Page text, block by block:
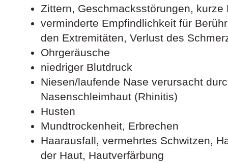
Zittern, Geschmacksstörungen, kurze
verminderte Empfindlichkeit für
den Extremitäten, Verlust des
Ohrgeräusche
niedriger Blutdruck
Niesen/laufende Nase verursacht
Nasenschleimhaut (Rhinitis)
Husten
Mundtrockenheit, Erbrechen
Haarausfall, vermehrtes Schwitzen,
der Haut, Hautverfärbung